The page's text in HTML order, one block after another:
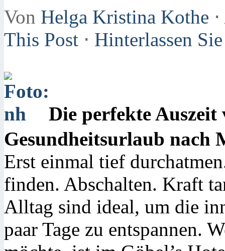
Von Helga Kristina Kothe ⋅
This Post ⋅ Hinterlassen
Die perfekte
Gesundheitsurlaub nach
Erst einmal tief
finden. Abschalten. Kraft
Alltag sind ideal, um die
paar Tage zu entspannen.